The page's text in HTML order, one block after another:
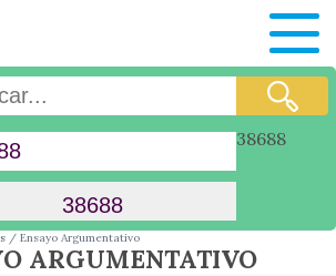
38688
Ensayo Argumentativo
ARGUMENTATIVO